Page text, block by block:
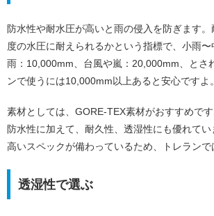
防水性や耐水圧が高いと雨の侵入を防ぎます
度の水圧に耐えられるかという指標で、小雨
雨：10,000mm、台風や嵐：20,000mm、とさ
ンで使うには10,000mm以上あると安心ですよ。
素材としては、GORE-TEX素材がおすすめで
防水性に加えて、耐久性、透湿性にも優れて
高いスペックが備わっているため、トレランで
透湿性で選ぶ